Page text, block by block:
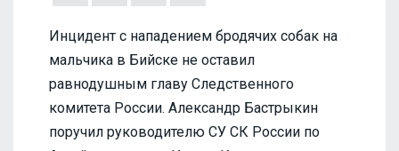
Инцидент с нападением бродячих собак на
мальчика в Бийске не оставил
равнодушным главу Следственного
комитета России. Александр Бастрыкин
поручил руководителю СУ СК России по